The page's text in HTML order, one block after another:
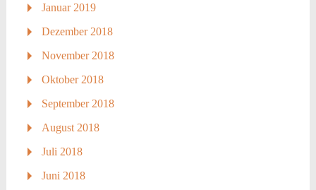
Januar 2019
Dezember 2018
November 2018
Oktober 2018
September 2018
August 2018
Juli 2018
Juni 2018